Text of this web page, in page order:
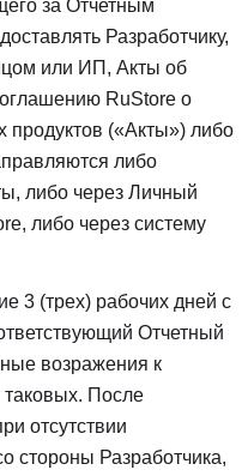
за Отчетным
Разработчику,
или ИП, Акты об
RuStore о
продуктов («Акты») либо
либо
либо через Личный
либо через систему
3 (трех) рабочих дней с
Отчетный
возражения к
После
отсутствии
стороны Разработчика,